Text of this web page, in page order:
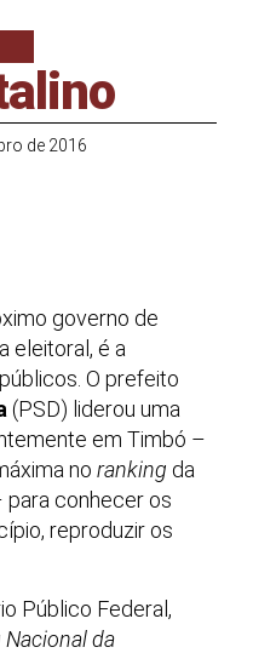
de 2016
governo de
eleitoral, é a
O prefeito
(PSD) liderou uma
em Timbó –
no ranking da
para conhecer os
reproduzir os
Público Federal,
Nacional da